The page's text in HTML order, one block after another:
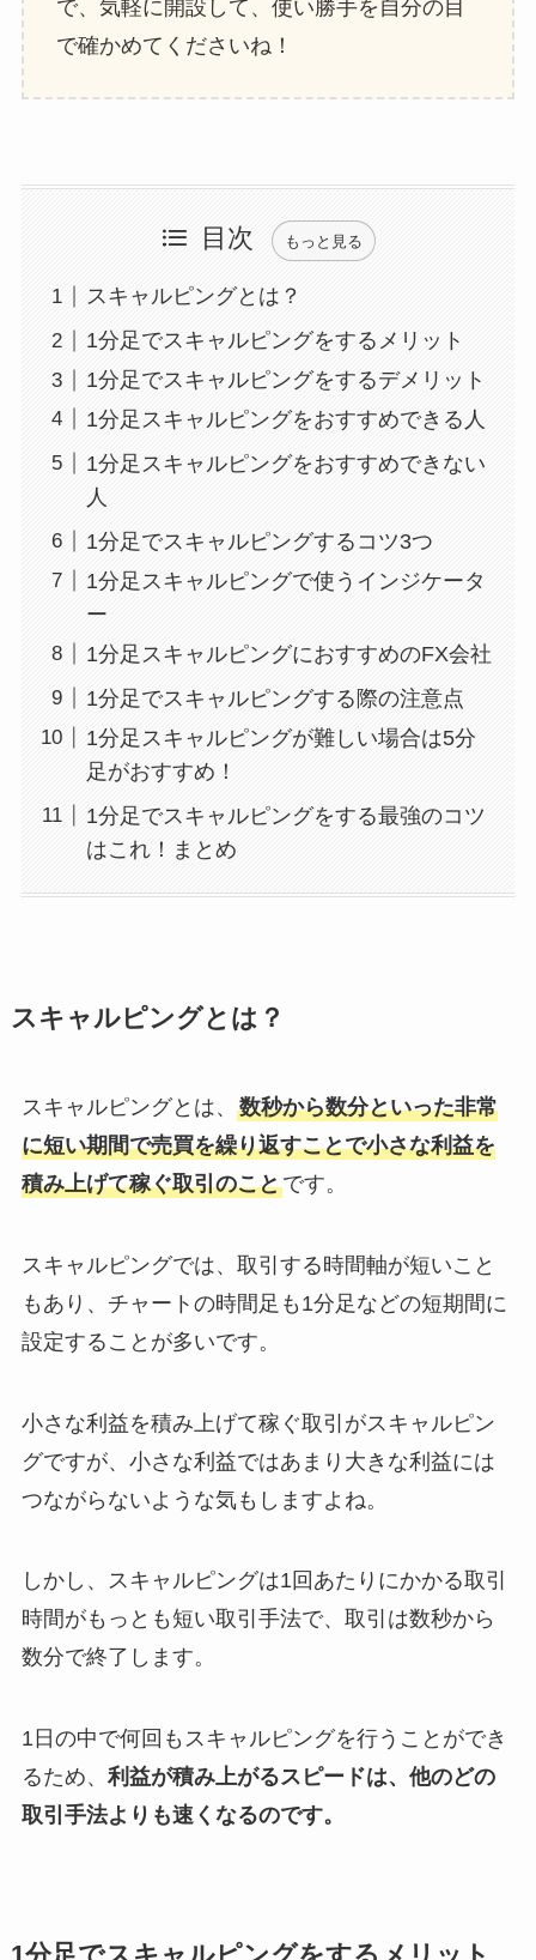
で、気軽に開設して、使い勝手を自分の目
で確かめてくださいね！
目次 もっと見る
スキャルピングとは？
1分足でスキャルピングをするメリット
1分足でスキャルピングをするデメリット
1分足スキャルピングをおすすめできる人
1分足スキャルピングをおすすめできない
人
1分足でスキャルピングするコツ3つ
1分足スキャルピングで使うインジケータ
ー
1分足スキャルピングにおすすめのFX会社
1分足でスキャルピングする際の注意点
1分足スキャルピングが難しい場合は5分
足がおすすめ！
1分足でスキャルピングをする最強のコツ
はこれ！まとめ
スキャルピングとは？
スキャルピングとは、 数秒から数分といった非常
に短い期間で売買を繰り返すことで小さな利益を
積み上げて稼ぐ取引のことです。
スキャルピングでは、取引する時間軸が短いこと
もあり、チャートの時間足も1分足などの短期間に
設定することが多いです。
小さな利益を積み上げて稼ぐ取引がスキャルピン
グですが、小さな利益ではあまり大きな利益には
つながらないような気もしますよね。
しかし、スキャルピングは1回あたりにかかる取引
時間がもっとも短い取引手法で、取引は数秒から
数分で終了します。
1日の中で何回もスキャルピングを行うことができ
るため、 利益が積み上がるスピードは、他のどの
取引手法よりも速くなるのです。